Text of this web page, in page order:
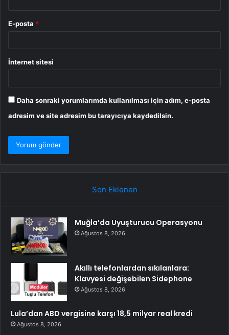
E-posta *
İnternet sitesi
Daha sonraki yorumlarımda kullanılması için adım, e-posta
adresim ve site adresim bu tarayıcıya kaydedilsin.
Son Eklenen
Muğla’da Uyuşturucu Operasyonu
Ağustos 8, 2026
Akıllı telefonlardan sıkılanlara:
Klavyesi değişebilen Sidephone
Ağustos 8, 2026
Lula’dan ABD vergisine karşı 18,5 milyar real kredi
Ağustos 8, 2026